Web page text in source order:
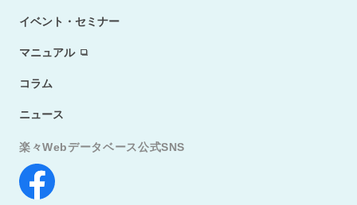
イベント・セミナー
マニュアル
コラム
ニュース
楽々Webデータベース公式SNS